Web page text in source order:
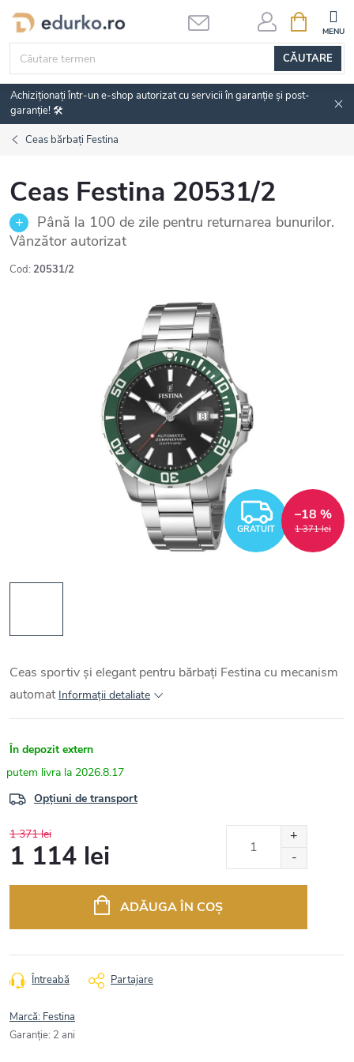
Treci
conținut
CĂUTARE
DE
Achiziționați într-un e-shop autorizat cu servicii în garanție și post-
garanție! 🛠️
Ceas bărbați Festina
Ceas Festina 20531/2
Până la 100 de zile pentru returnarea bunurilor.
Vânzător autorizat
Cod: 20531/2
GRATUIT 1 371 lei
–18 %
Ceas sportiv și elegant pentru bărbați Festina cu mecanism
automat Informaţii detaliate
În depozit extern
2026.8.17
Opțiuni de transport
1 371 lei
1 114 lei
ADĂUGA ÎN COŞ
Întreabă Partajare
Marcă: Festina
Garanţie: 2 ani